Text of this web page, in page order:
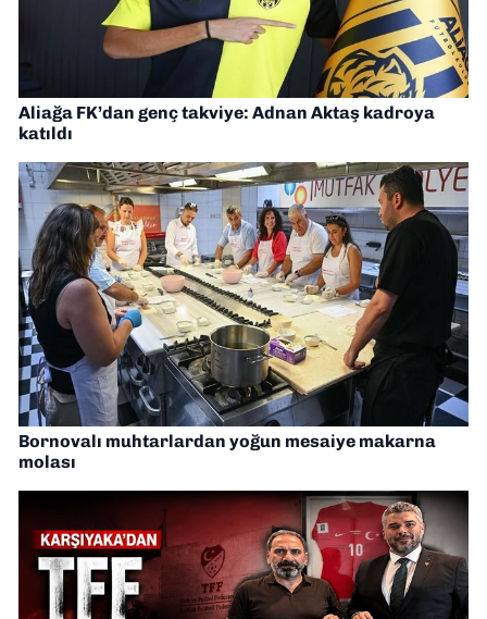
Aliağa FK’dan genç takviye: Adnan Aktaş kadroya
katıldı
Bornovalı muhtarlardan yoğun mesaiye makarna
molası